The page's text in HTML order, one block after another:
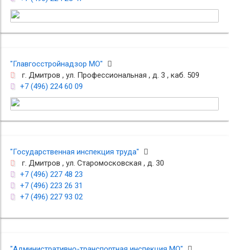
"Главгосстройнадзор МО"
г. Дмитров , ул. Профессиональная , д. 3 , каб. 509
+7 (496) 224 60 09
"Государственная инспекция труда"
г. Дмитров , ул. Старомосковская , д. 30
+7 (496) 227 48 23
+7 (496) 223 26 31
+7 (496) 227 93 02